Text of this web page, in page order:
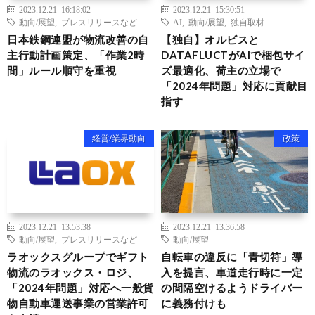
2023.12.21 16:18:02
動向/展望
プレスリリースなど
日本鉄鋼連盟が物流改善の自
主行動計画策定、「作業2時
間」ルール順守を重視
2023.12.21 15:30:51
AI
動向/展望 独自取材
【独自】オルビスと
DATAFLUCTがAIで梱包サイ
ズ最適化、荷主の立場で
「2024年問題」対応に貢献目
指す
経営/業界動向
2023.12.21 13:53:38
動向/展望
プレスリリースなど
ラオックスグループでギフト
物流のラオックス・ロジ、
「2024年問題」対応へ一般貨
物自動車運送事業の営業許可
政策
2023.12.21 13:36:58
動向/展望
自転車の違反に「青切符」導
入を提言、車道走行時に一定
の間隔空けるようドライバー
に義務付けも